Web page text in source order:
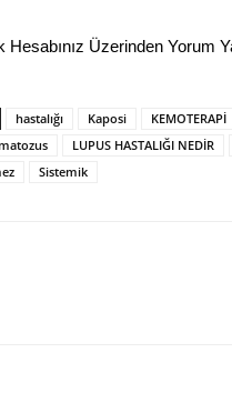
Hesabınız Üzerinden Yorum
hastalığı Kaposi KEMOTERAPİ
LUPUS HASTALIĞI NEDİR
Sistemik